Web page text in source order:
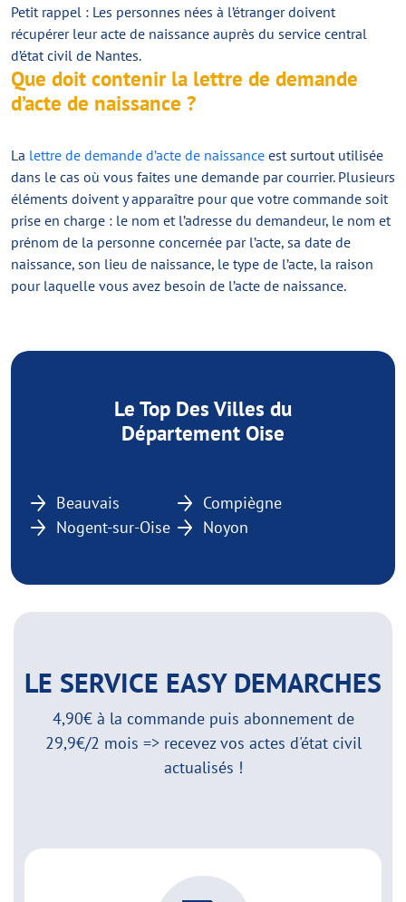
Petit rappel : Les personnes nées à l’étranger doivent
récupérer leur acte de naissance auprès du service central
d’état civil de Nantes.
Que doit contenir la lettre de demande
d’acte de naissance ?
La lettre de demande d’acte de naissance est surtout utilisée
dans le cas où vous faites une demande par courrier. Plusieurs
éléments doivent y apparaître pour que votre commande soit
prise en charge : le nom et l’adresse du demandeur, le nom et
prénom de la personne concernée par l’acte, sa date de
naissance, son lieu de naissance, le type de l’acte, la raison
pour laquelle vous avez besoin de l’acte de naissance.
Le Top Des Villes du
Département Oise
Beauvais
Compiègne
Nogent-sur-Oise
Noyon
LE SERVICE EASY DEMARCHES
4,90€ à la commande puis abonnement de
29,9€/2 mois => recevez vos actes d'état civil
actualisés !